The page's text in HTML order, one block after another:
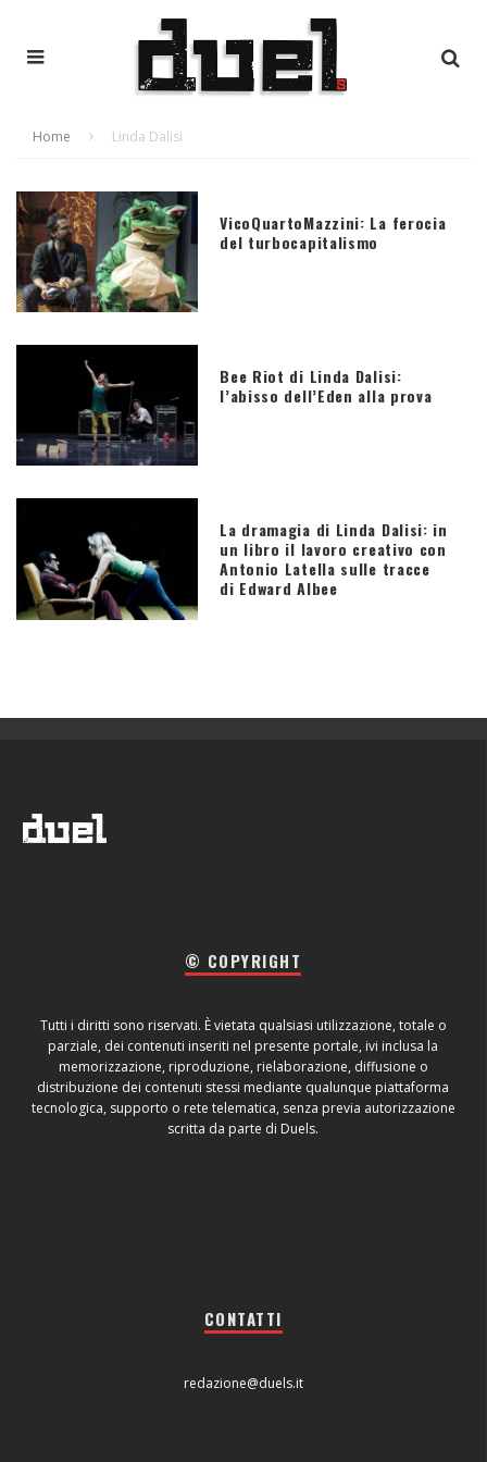
Home Linda Dalisi
VicoQuartoMazzini: La ferocia
del turbocapitalismo
Bee Riot di Linda Dalisi:
l’abisso dell’Eden alla prova
La dramagia di Linda Dalisi: in
un libro il lavoro creativo con
Antonio Latella sulle tracce
di Edward Albee
© COPYRIGHT
Tutti i diritti sono riservati. È vietata qualsiasi utilizzazione, totale o
parziale, dei contenuti inseriti nel presente portale, ivi inclusa la
memorizzazione, riproduzione, rielaborazione, diffusione o
distribuzione dei contenuti stessi mediante qualunque piattaforma
tecnologica, supporto o rete telematica, senza previa autorizzazione
scritta da parte di Duels.
CONTATTI
redazione@duels.it